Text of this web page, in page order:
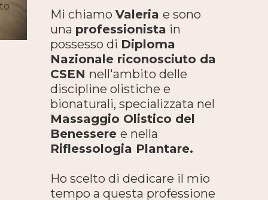
Mi chiamo Valeria e sono
una professionista in
possesso di Diploma
Nazionale riconosciuto da
CSEN nell'ambito delle
discipline olistiche e
bionaturali, specializzata nel
Massaggio Olistico del
Benessere e nella
Riflessologia Plantare.
Ho scelto di dedicare il mio
tempo a questa professione